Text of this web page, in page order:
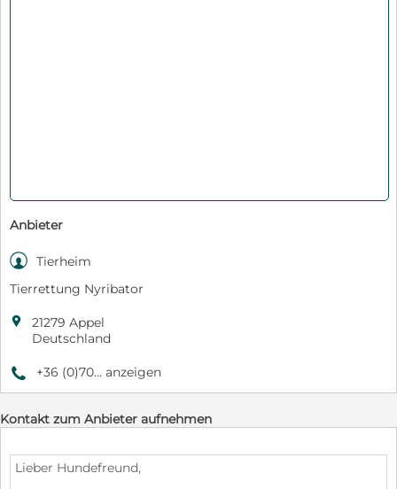
Anbieter
 Tierheim
Tierrettung Nyribator

21279 Appel
Deutschland
9 +36 (0)70... anzeigen
Kontakt zum Anbieter aufnehmen